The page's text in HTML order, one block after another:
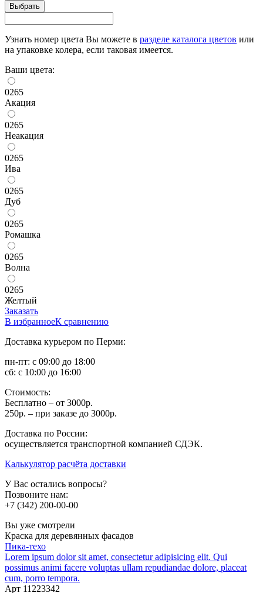
Узнать номер цвета Вы можете в разделе каталога цветов или
на упаковке колера, если таковая имеется.
Ваши цвета:
0265
Акация
0265
Неакация
0265
Ива
0265
Дуб
0265
Ромашка
0265
Волна
0265
Желтый
Заказать
В избранноеК сравнению
Доставка курьером по Перми:
пн-пт: с 09:00 до 18:00
сб: с 10:00 до 16:00
Стоимость:
Бесплатно – от 3000р.
250р. – при заказе до 3000р.
Доставка по России:
осуществляется транспортной компанией СДЭК.
Калькулятор расчёта доставки
У Вас остались вопросы?
Позвоните нам:
+7 (342) 200-00-00
Вы уже смотрели
Краска для деревянных фасадов
Пика-техо
Lorem ipsum dolor sit amet, consectetur adipisicing elit. Qui
possimus animi facere voluptas ullam repudiandae dolore, placeat
cum, porro tempora.
Арт 11223342